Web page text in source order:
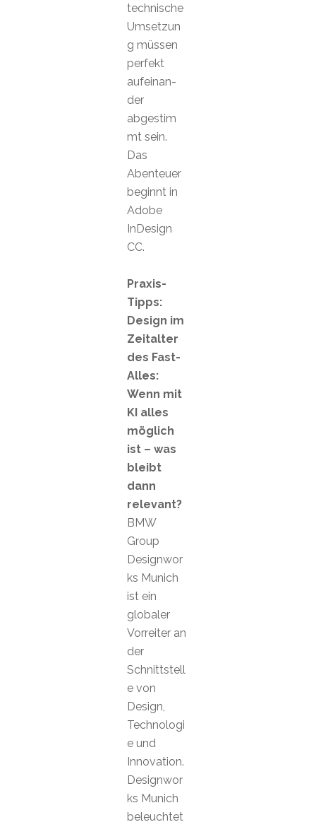
technische
Umsetzun
g müssen
perfekt
aufeinan-
der
abgestim
mt sein.
Das
Abenteuer
beginnt in
Adobe
InDesign
CC.
Praxis-
Tipps:
Design im
Zeitalter
des Fast-
Alles:
Wenn mit
KI alles
möglich
ist – was
bleibt
dann
relevant?
BMW
Group
Designwor
ks Munich
ist ein
globaler
Vorreiter an
der
Schnittstell
e von
Design,
Technologi
e und
Innovation.
Designwor
ks Munich
beleuchtet